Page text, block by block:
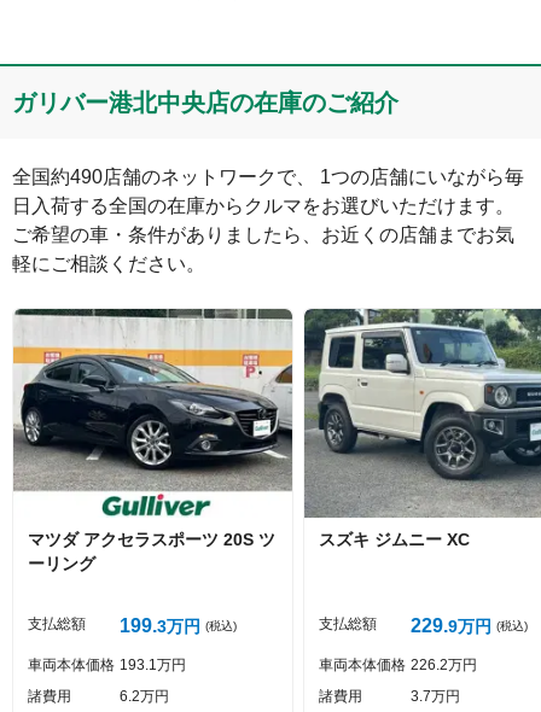
コメント
絵文字は投稿時に削除します 0文字/140文字
Captcha
ガリバー港北中央店の在庫のご紹介
全国約490店舗のネットワークで、 1つの店舗にいながら毎
日入荷する全国の在庫からクルマをお選びいただけます。
ご希望の車・条件がありましたら、お近くの店舗までお気
軽にご相談ください。
マツダ アクセラスポーツ 20S ツ
ーリング
支払総額 199 3万円 (税込)
車両本体価格 193 1万円
諸費用
6 2万円
スズキ ジムニー XC
支払総額 229 9万円 (税込)
車両本体価格 226 2万円
諸費用
3 7万円